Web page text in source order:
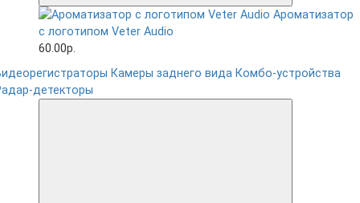
Ароматизатор
с логотипом Veter Audio
60.00р.
Камеры заднего вида Комбо-устройства
детекторы